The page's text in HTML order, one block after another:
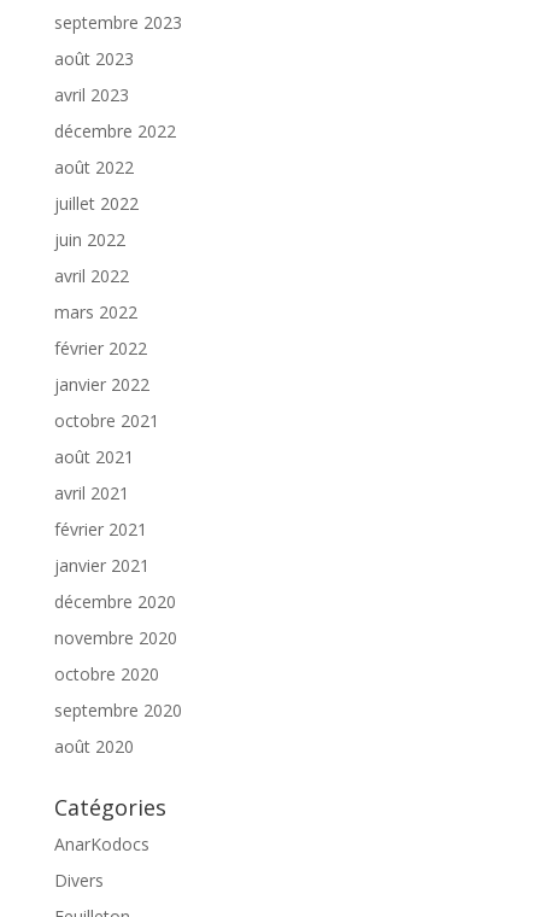
septembre 2023
août 2023
avril 2023
décembre 2022
août 2022
juillet 2022
juin 2022
avril 2022
mars 2022
février 2022
janvier 2022
octobre 2021
août 2021
avril 2021
février 2021
janvier 2021
décembre 2020
novembre 2020
octobre 2020
septembre 2020
août 2020
Catégories
AnarKodocs
Divers